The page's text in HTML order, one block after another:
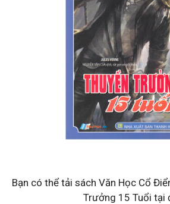
Bạn có thể tải sách Văn Học Cổ
Trưởng 15 Tuổi tại